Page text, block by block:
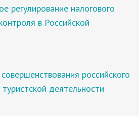
регулирование налогового
в Российской
российского
деятельности